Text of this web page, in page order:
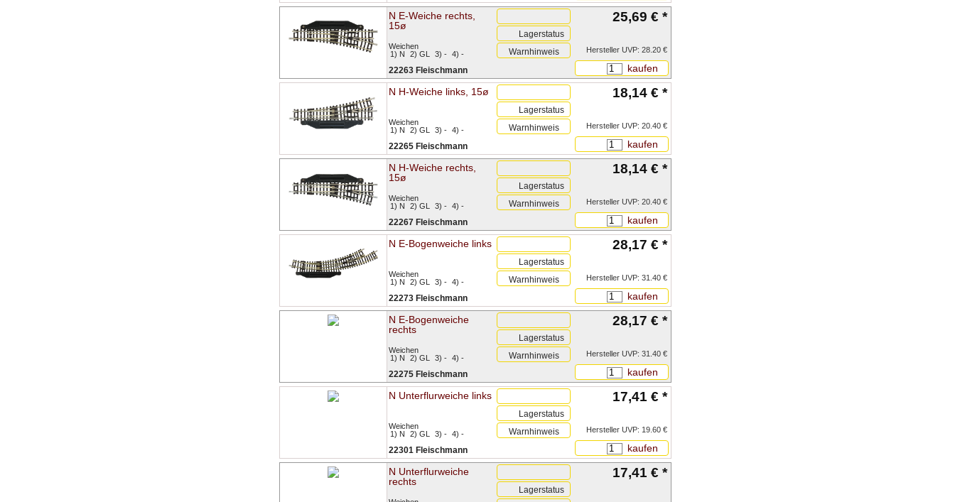
N E-Weiche rechts,
15ø
Weichen
1) N
2) GL 3) - 4) -
Lagerstatus
Warnhinweis
25,69 € *
Hersteller UVP: 28.20 €
kaufen
22263 Fleischmann
N H-Weiche links, 15ø
Weichen
1) N
2) GL 3) - 4) -
Lagerstatus
Warnhinweis
18,14 € *
Hersteller UVP: 20.40 €
kaufen
22265 Fleischmann
N H-Weiche rechts,
15ø
Weichen
1) N
2) GL 3) - 4) -
Lagerstatus
Warnhinweis
18,14 € *
Hersteller UVP: 20.40 €
kaufen
22267 Fleischmann
N E-Bogenweiche links
Weichen
1) N
2) GL 3) - 4) -
Lagerstatus
Warnhinweis
28,17 € *
Hersteller UVP: 31.40 €
kaufen
22273 Fleischmann
N E-Bogenweiche
rechts
Weichen
1) N
2) GL 3) - 4) -
Lagerstatus
Warnhinweis
28,17 € *
Hersteller UVP: 31.40 €
kaufen
22275 Fleischmann
N Unterflurweiche links
Weichen
1) N
2) GL 3) - 4) -
Lagerstatus
Warnhinweis
17,41 € *
Hersteller UVP: 19.60 €
kaufen
22301 Fleischmann
N Unterflurweiche
rechts
Lagerstatus
17,41 € *